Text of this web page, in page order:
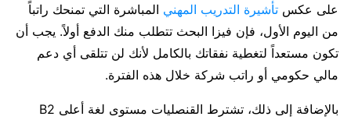
على عكس تأشيرة التدريب المهني المباشرة التي تمنحك راتباً
من اليوم الأول، فإن فيزا البحث تتطلب منك الدفع أولاً. يجب أن
تكون مستعداً لتغطية نفقاتك بالكامل لأنك لن تتلقى أي دعم
مالي حكومي أو راتب شركة خلال هذه الفترة.
بالإضافة إلى ذلك، تشترط القنصليات مستوى لغة أعلى B2